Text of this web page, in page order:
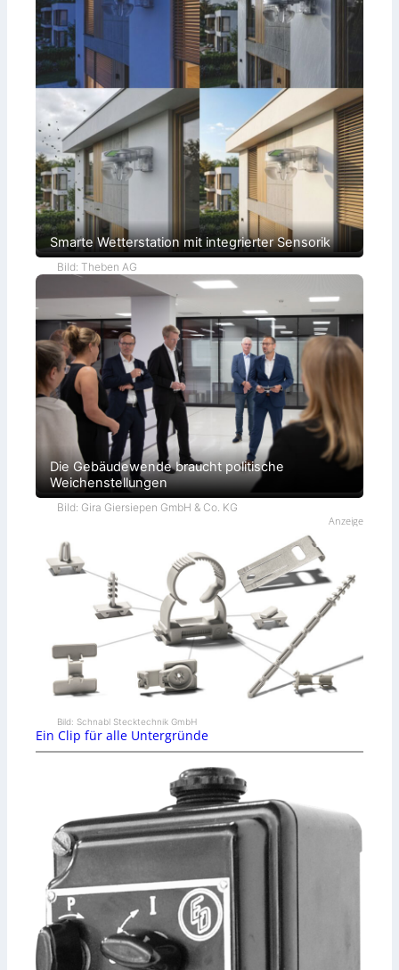
Smarte Wetterstation mit integrierter Sensorik
Bild: Theben AG
Die Gebäudewende braucht politische
Weichenstellungen
Bild: Gira Giersiepen GmbH & Co. KG
Anzeige
Bild: Schnabl Stecktechnik GmbH
Ein Clip für alle Untergründe